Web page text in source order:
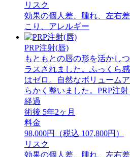
リスク
効果の個人差、腫れ、左右
こり、アレルギー
PRP注射(唇)
もともとの唇の形を活かし
ラスされました。ふっくら
はゼロ。自然なボリューム
らかく整いました。PRP
経過
術後 5年2ヶ月
料金
98,000円（税込 107,800円）
リスク
効果の個人差、腫れ、左右